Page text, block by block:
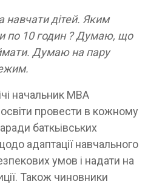
навчати дітей. Яким
по 10 годин ? Думаю, що
Думаю на пару
начальник МВА
провести в кожному
баткьівських
адаптації навчального
умов і надати на
Також чиновники